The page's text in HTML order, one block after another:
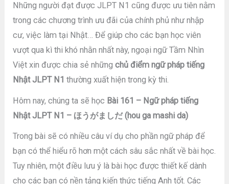
Những người đạt được JLPT N1 cũng được ưu tiên nằm
trong các chương trình ưu đãi của chính phủ như nhập
cư, việc làm tại Nhật… Để giúp cho các bạn học viên
vượt qua kì thi khó nhằn nhất này, ngoại ngữ Tầm Nhìn
Việt xin được chia sẻ nhữngchủ điểm ngữ pháp tiếng
Nhật JLPT N1 thường xuất hiện trong kỳ thi.
Hôm nay, chúng ta sẽ học Bài 161 – Ngữ pháp tiếng
Nhật JLPT N1 – ほうがましだ (hou ga mashi da)
Trong bài sẽ có nhiều câu ví dụ cho phần ngữ pháp để
bạn có thể hiểu rõ hơn một cách sâu sắc nhất về bài học.
Tuy nhiên, một điều lưu ý là bài học được thiết kế dành
cho các bạn có nền tảng kiến thức tiếng Anh tốt. Các